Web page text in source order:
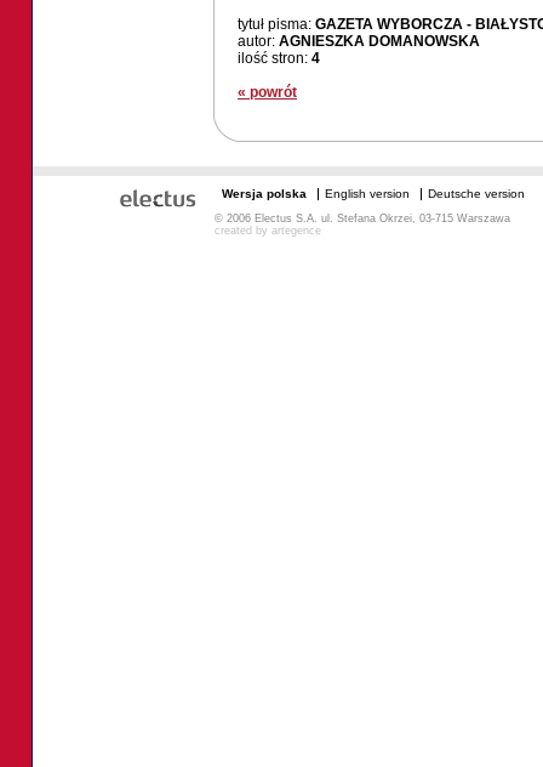
tytuł pisma: GAZETA WYBORCZA -
autor: AGNIESZKA DOMANOWSKA
ilość stron: 4
« powrót
Wersja polska English version Deutsche version
© 2006 Electus S.A. ul. Stefana Okrzei, 03-715 Warszawa
created by artegence